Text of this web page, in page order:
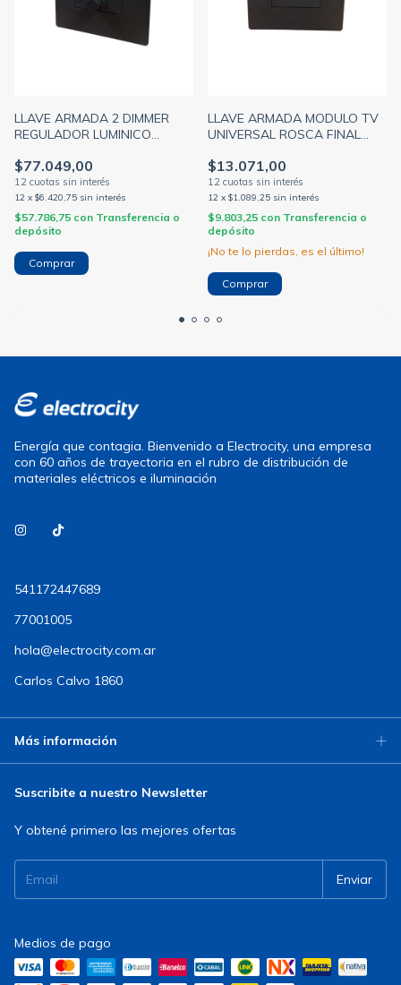
LLAVE ARMADA 2 DIMMER
REGULADOR LUMINICO
GRIS DISTANCIADOR GRIS
(CAMBRE)
$77.049,00
12 x $6.420,75 sin interés
$57.786,75 con Transferencia o
depósito
LLAVE ARMADA MODULO TV
UNIVERSAL ROSCA FINAL
DISTANCIADOR BLANCO
(CAMBRE)
$13.071,00
12 x $1.089,25 sin interés
$9.803,25 con Transferencia o
depósito
¡No te lo pierdas, es el último!
Energía que contagia. Bienvenido a Electrocity, una empresa
con 60 años de trayectoria en el rubro de distribución de
materiales eléctricos e iluminación
541172447689
77001005
hola@electrocity.com.ar
Carlos Calvo 1860
Más información
Suscribite a nuestro Newsletter
Y obtené primero las mejores ofertas
Medios de pago